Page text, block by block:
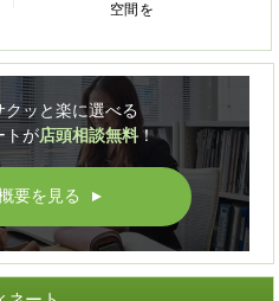
空間を
クッと楽に選べる
トが店頭相談無料！
要を見る ▲